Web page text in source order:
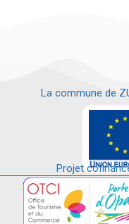
La commune de
Projet